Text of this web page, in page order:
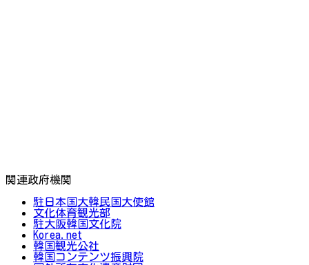
関連政府機関
駐日本国大韓民国大使館
文化体育観光部
駐大阪韓国文化院
Korea.net
韓国観光公社
韓国コンテンツ振興院